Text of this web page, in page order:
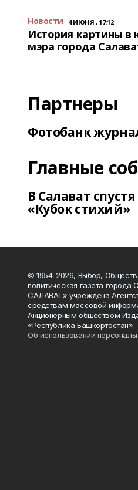
Новости 4 ИЮНЯ , 17:12
История картины в
мэра города
Партнеры
Фотобанк
Главные
В Салават
«Кубок стихий»
© 1954-2026, Выбор,
политическая газета
САЛАВАТ» учреждена
средствам массовой
Акционерным обществом
«Республика Башкортостан».
Об использовании